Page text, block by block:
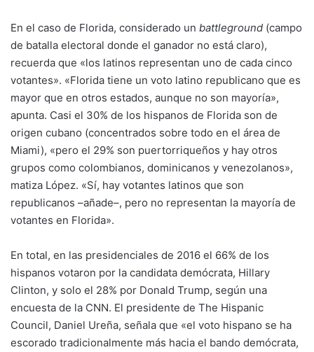
En el caso de Florida, considerado un battleground (campo
de batalla electoral donde el ganador no está claro),
recuerda que «los latinos representan uno de cada cinco
votantes». «Florida tiene un voto latino republicano que es
mayor que en otros estados, aunque no son mayoría»,
apunta. Casi el 30% de los hispanos de Florida son de
origen cubano (concentrados sobre todo en el área de
Miami), «pero el 29% son puertorriqueños y hay otros
grupos como colombianos, dominicanos y venezolanos»,
matiza López. «Sí, hay votantes latinos que son
republicanos –añade–, pero no representan la mayoría de
votantes en Florida».
En total, en las presidenciales de 2016 el 66% de los
hispanos votaron por la candidata demócrata, Hillary
Clinton, y solo el 28% por Donald Trump, según una
encuesta de la CNN. El presidente de The Hispanic
Council, Daniel Ureña, señala que «el voto hispano se ha
escorado tradicionalmente más hacia el bando demócrata,